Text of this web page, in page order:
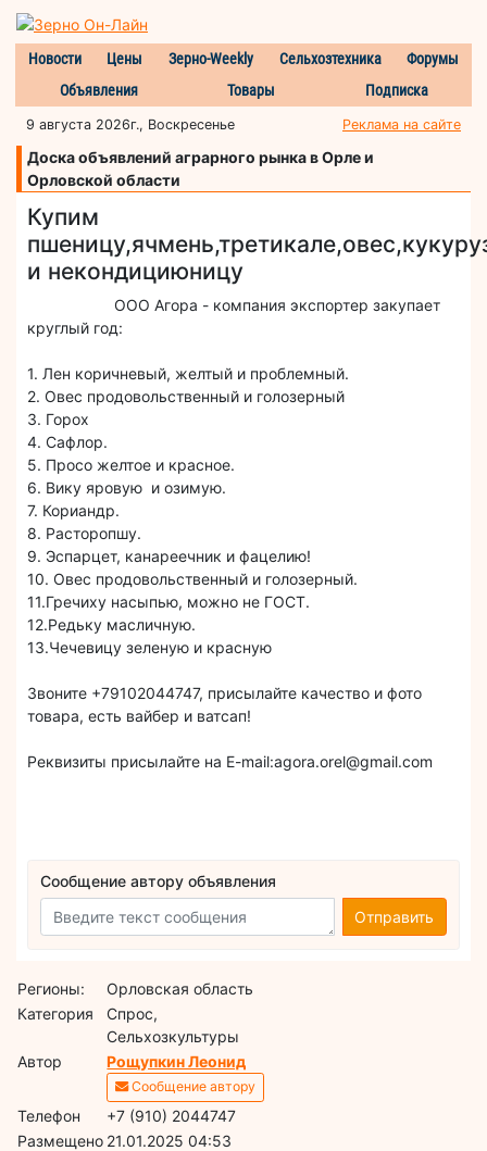
Новости Цены Зерно-Weekly Сельхозтехника
Форумы
Объявления
Товары Подписка
9 августа 2026г., Воскресенье Реклама на сайте
Доска объявлений аграрного рынка в Орле и
Орловской области
Купим
и некондициюницу
ООО Агора - компания экспортер закупает
круглый год:
1. Лен коричневый, желтый и проблемный.
2. Овес продовольственный и голозерный
3. Горох
4. Сафлор.
5. Просо желтое и красное.
6. Вику яровую и озимую.
7. Кориандр.
8. Расторопшу.
9. Эспарцет, канареечник и фацелию!
10. Овес продовольственный и голозерный.
11.Гречиху насыпью, можно не ГОСТ.
12.Редьку масличную.
13.Чечевицу зеленую и красную
Звоните +79102044747, присылайте качество и фото
товара, есть вайбер и ватсап!
Реквизиты присылайте на E-mail:agora.orel@gmail.com
Сообщение автору объявления
Отправить
Регионы:
Орловская область
Категория
Спрос,
Сельхозкультуры
Автор
Рощупкин Леонид
Сообщение автору
Телефон
+7 (910) 2044747
Размещено 21.01.2025 04:53